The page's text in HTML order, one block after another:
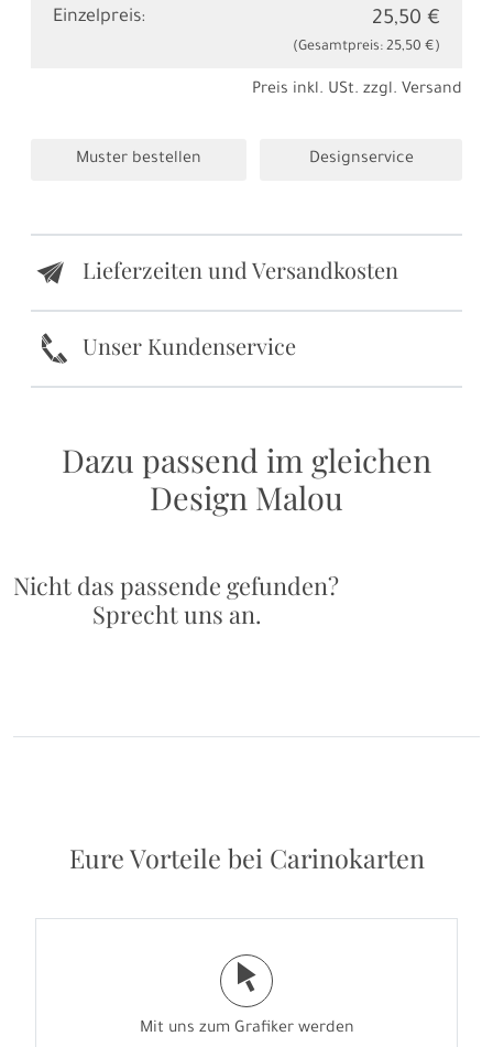
Einzelpreis: 25,50 €
(Gesamtpreis: 25,50 € )
Preis inkl. USt. zzgl. Versand
Muster bestellen Designservice
e Lieferzeiten und Versandkosten
k Unser Kundenservice
Dazu passend im gleichen
Design Malou
Nicht das passende gefunden?
Sprecht uns an.
Eure Vorteile bei Carinokarten
j
Mit uns zum Grafiker werden